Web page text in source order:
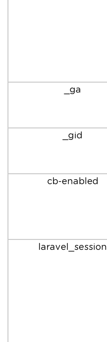
_ga
_gid
cb-enabled
laravel_session